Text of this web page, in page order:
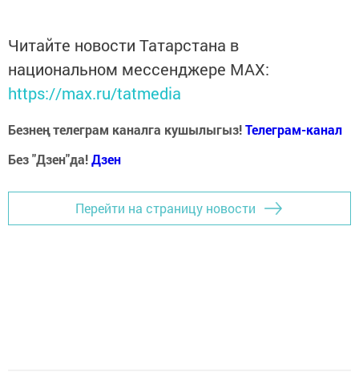
Читайте новости Татарстана в
национальном мессенджере MАХ:
https://max.ru/tatmedia
Безнең телеграм каналга кушылыгыз!Телеграм-канал
Без "Дзен"да!Дзен
Перейти на страницу новости